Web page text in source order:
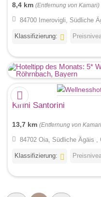
8,4 km (Entfernung von Kamari)
84700 Imerovigli, Südliche
Klassifizierung:
Kirini Santorini
13,7 km (Entfernung von
84702 Oia, Südliche Ägäis ,
Klassifizierung: